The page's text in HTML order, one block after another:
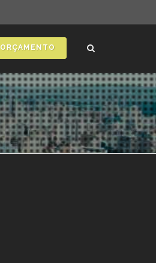
ORÇAMENTO